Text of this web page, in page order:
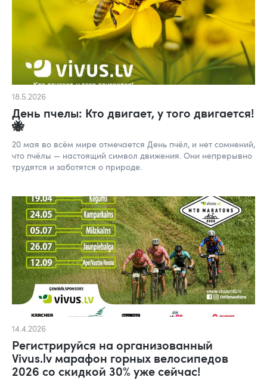
18.5.2026
День пчелы: Кто двигает, у того двигается!
🐝
20 мая во всём мире отмечается День пчёл, и нет сомнений,
что пчёлы — настоящий символ движения. Они непрерывно
трудятся и заботятся о природе.
14.4.2026
Регистрируйся на организованный
Vivus.lv марафон горных велосипедов
2026 со скидкой 30% уже сейчас!